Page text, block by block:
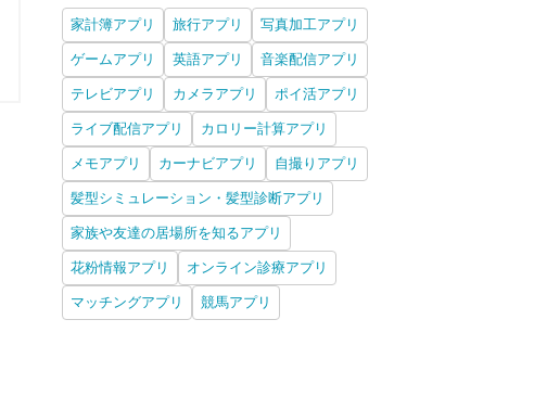
家計簿アプリ 旅行アプリ 写真加工アプリ
ゲームアプリ 英語アプリ 音楽配信アプリ
テレビアプリ カメラアプリ ポイ活アプリ
ライブ配信アプリ カロリー計算アプリ
メモアプリ カーナビアプリ 自撮りアプリ
髪型シミュレーション・髪型診断アプリ
家族や友達の居場所を知るアプリ
花粉情報アプリ オンライン診療アプリ
マッチングアプリ 競馬アプリ